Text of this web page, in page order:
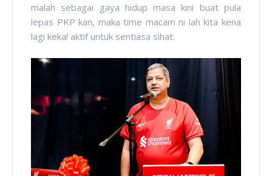
malah sebagai gaya hidup masa kini buat pula
lepas PKP kan, maka time macam ni lah kita kena
lagi kekal aktif untuk sentiasa sihat.